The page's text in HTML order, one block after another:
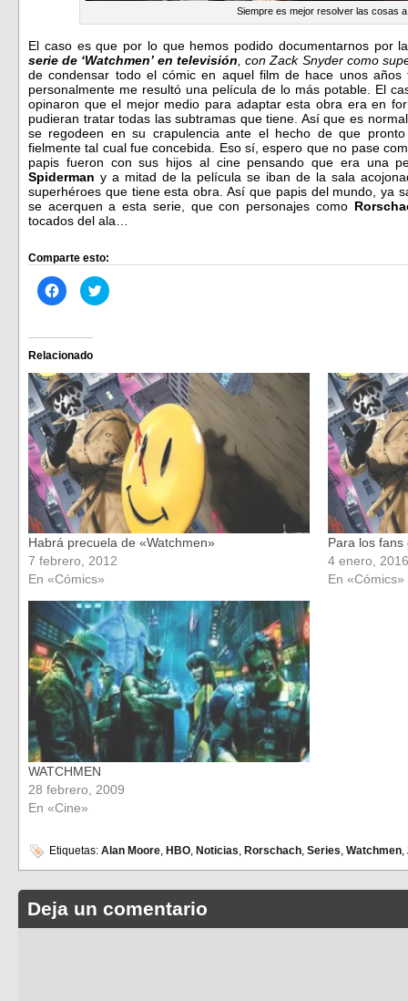
Siempre es mejor resolver las cosas
El caso es que por lo que hemos podido documentarnos por
serie de ‘Watchmen’ en televisión , con Zack Snyder como
de condensar todo el cómic en aquel film de hace unos
personalmente me resultó una película de lo más potable. El
opinaron que el mejor medio para adaptar esta obra era en
pudieran tratar todas las subtramas que tiene. Así que es
se regodeen en su crapulencia ante el hecho de que
fielmente tal cual fue concebida. Eso sí, espero que no pase
papis fueron con sus hijos al cine pensando que era una
Spiderman y a mitad de la película se iban de la sala
superhéroes que tiene esta obra. Así que papis del mundo, ya
se acerquen a esta serie, que con personajes como
tocados del ala…
Comparte esto:
Haz
clic
Facebook
(Se
abre
en
una
ventana
nueva)
Haz
clic
en
una
ventana
nueva)
Relacionado
Habrá precuela de «Watchmen»
7 febrero, 2012
En «Cómics»
Para los
4 enero, 2016
En «Cómics»
WATCHMEN
28 febrero, 2009
En «Cine»
Etiquetas: Alan Moore, HBO, Noticias, Rorschach, Series, Watchmen,
Deja un comentario